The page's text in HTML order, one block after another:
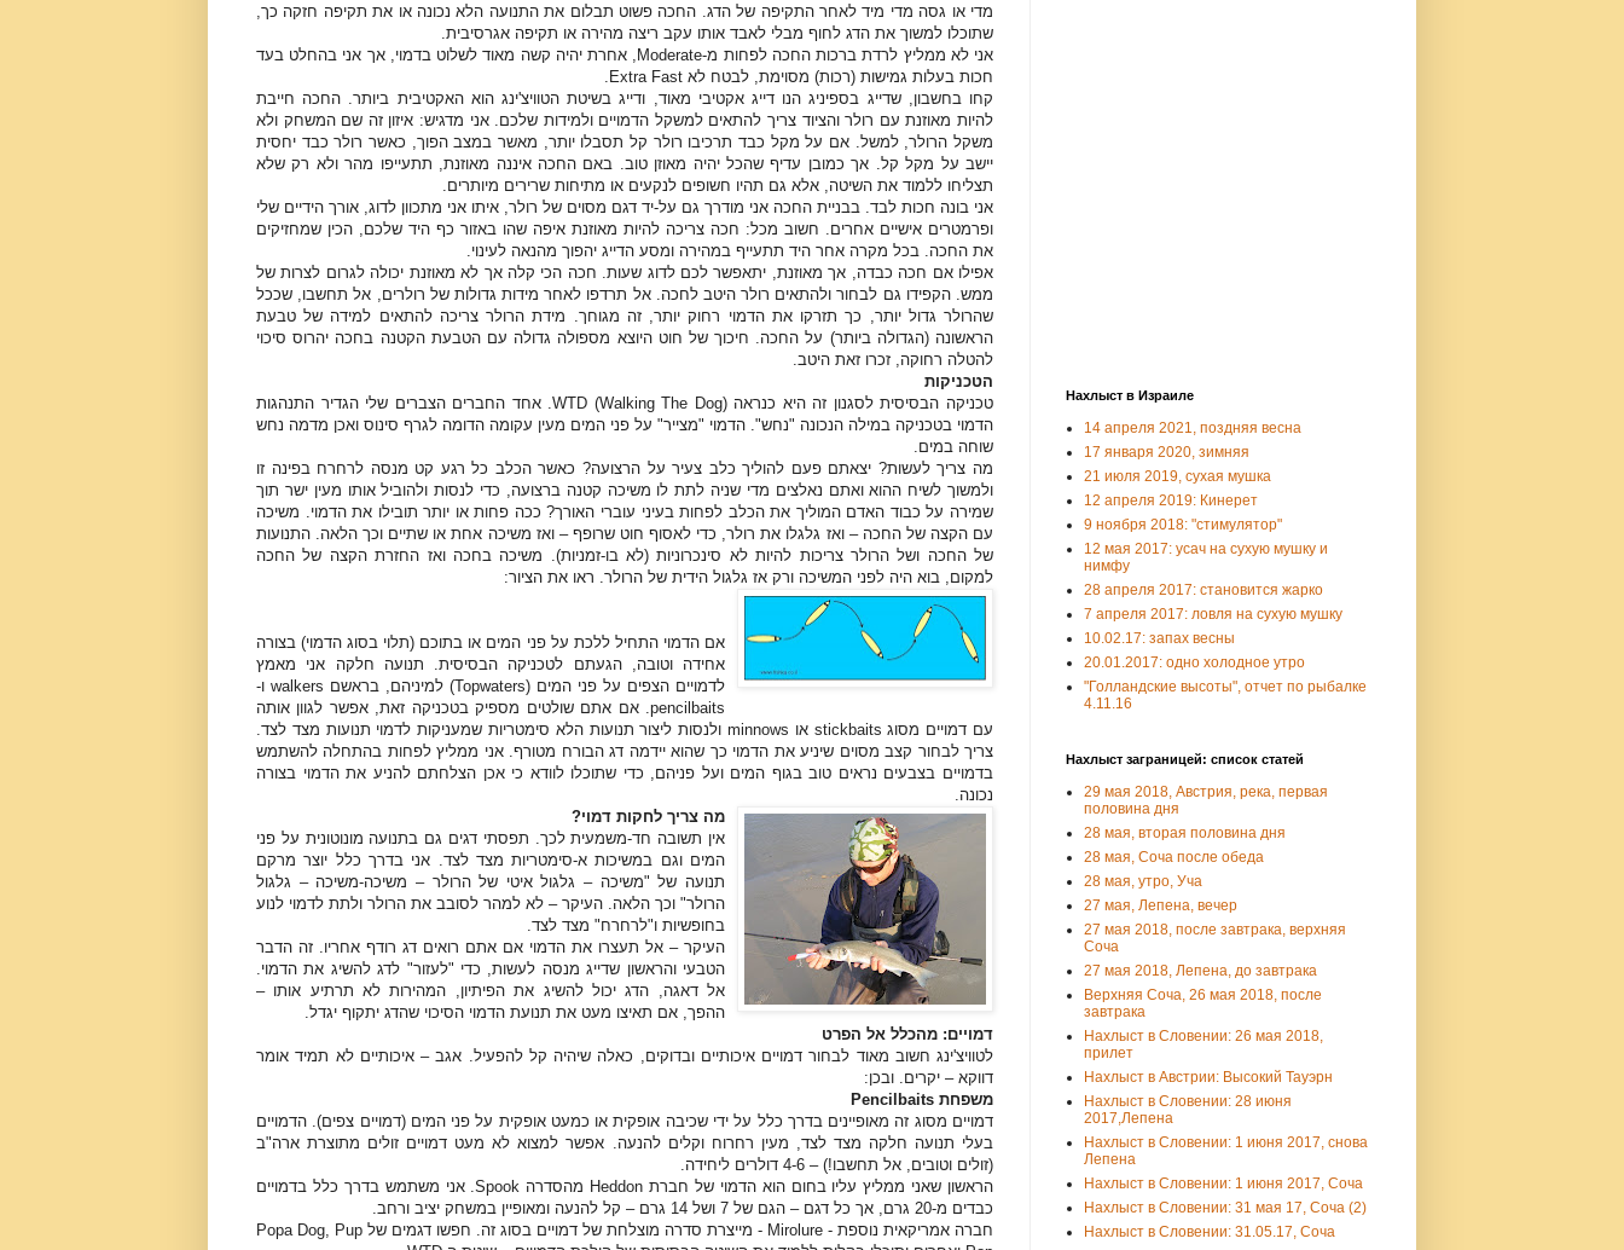
מדי או גסה מדי מיד לאחר התקיפה של הדג. החכה פשוט תבלום את התנועה הלא נכונה או את תקיפה חזקה כך,
שתוכלו למשוך את הדג לחוף מבלי לאבד אותו עקב ריצה מהירה או תקיפה אגרסיבית.
אני לא ממליץ לרדת ברכות החכה לפחות מ-Moderate, אחרת יהיה קשה מאוד לשלוט בדמוי, אך אני בהחלט בעד
חכות בעלות גמישות (רכות) מסוימת, לבטח לא Extra Fast.
קחו בחשבון, שדייג בספיניג הנו דייג אקטיבי מאוד, ודייג בשיטת הטוויצ'ינג הוא האקטיבית ביותר. החכה חייבת
להיות מאוזנת עם רולר והציוד צריך להתאים למשקל הדמויים ולמידות שלכם. אני מדגיש: איזון זה שם המשחק ולא
משקל הרולר, למשל. אם על מקל כבד תרכיבו רולר קל תסבלו יותר, מאשר במצב הפוך, כאשר רולר כבד יחסית
יישב על מקל קל. אך כמובן עדיף שהכל יהיה מאוזן טוב. באם החכה איננה מאוזנת, תתעייפו מהר ולא רק שלא
תצליחו ללמוד את השיטה, אלא גם תהיו חשופים לנקעים או מתיחות שרירים מיותרים.
אני בונה חכות לבד. בבניית החכה אני מודרך גם על-יד דגם מסוים של רולר, איתו אני מתכוון לדוג, אורך הידיים שלי
ופרמטרים אישיים אחרים. חשוב מכל: חכה צריכה להיות מאוזנת איפה שהו באזור כף היד שלכם, הכין שמחזיקים
את החכה. בכל מקרה אחר היד תתעייף במהירה ומסע הדייג יהפוך מהנאה לעינוי.
אפילו אם חכה כבדה, אך מאוזנת, יתאפשר לכם לדוג שעות. חכה הכי קלה אך לא מאוזנת יכולה לגרום לצרות של
ממש. הקפידו גם לבחור ולהתאים רולר היטב לחכה. אל תרדפו לאחר מידות גדולות של רולרים, אל תחשבו, שככל
שהרולר גדול יותר, כך תזרקו את הדמוי רחוק יותר, זה מגוחך. מידת הרולר צריכה להתאים למידה של טבעת
הראשונה (הגדולה ביותר) על החכה. חיכוך של חוט היוצא מספולה גדולה עם הטבעת הקטנה בחכה יהרוס סיכוי
להטלה רחוקה, זכרו זאת היטב.
הטכניקות
טכניקה הבסיסית לסגנון זה היא כנראה WTD (Walking The Dog). אחד החברים הצברים שלי הגדיר התנהגות
הדמוי בטכניקה במילה הנכונה "נחש". הדמוי "מצייר" על פני המים מעין עקומה הדומה לגרף סינוס ואכן מדמה נחש
שוחה במים.
מה צריך לעשות? יצאתם פעם להוליך כלב צעיר על הרצועה? כאשר הכלב כל רגע קט מנסה לרחרח בפינה זו
ולמשוך לשיח ההוא ואתם נאלצים מדי שניה לתת לו משיכה קטנה ברצועה, כדי לנסות ולהוביל אותו מעין ישר תוך
שמירה על כבוד האדם המוליך את הכלב לפחות בעיני עוברי האורך? ככה פחות או יותר תובילו את הדמוי. משיכה
עם הקצה של החכה – ואז גלגלו את רולר, כדי לאסוף חוט שרופף – ואז משיכה אחת או שתיים וכך הלאה. התנועות
של החכה ושל הרולר צריכות להיות לא סינכרוניות (לא בו-זמניות). משיכה בחכה ואז החזרת הקצה של החכה
למקום, בוא היה לפני המשיכה ורק אז גלגול הידית של הרולר. ראו את הציור:
אם הדמוי התחיל ללכת על פני המים או בתוכם (תלוי בסוג הדמוי) בצורה
אחידה וטובה, הגעתם לטכניקה הבסיסית. תנועה חלקה אני מאמץ
לדמויים הצפים על פני המים (Topwaters) למיניהם, בראשם walkers ו-
pencilbaits. אם אתם שולטים מספיק בטכניקה זאת, אפשר לגוון אותה
עם דמויים מסוג stickbaits או minnows ולנסות ליצור תנועות הלא סימטריות שמעניקות לדמוי תנועות מצד לצד.
צריך לבחור קצב מסוים שיניע את הדמוי כך שהוא יידמה דג הבורח מטורף. אני ממליץ לפחות בהתחלה להשתמש
בדמויים בצבעים נראים טוב בגוף המים ועל פניהם, כדי שתוכלו לוודא כי אכן הצלחתם להניע את הדמוי בצורה
נכונה.
מה צריך לחקות דמוי?
אין תשובה חד-משמעית לכך. תפסתי דגים גם בתנועה מונוטונית על פני
המים וגם במשיכות א-סימטריות מצד לצד. אני בדרך כלל יוצר מרקם
תנועה של "משיכה – גלגול איטי של הרולר – משיכה-משיכה – גלגול
הרולר" וכך הלאה. העיקר – לא למהר לסובב את הרולר ולתת לדמוי לנוע
בחופשיות ו"לרחרח" מצד לצד.
העיקר – אל תעצרו את הדמוי אם אתם רואים דג רודף אחריו. זה הדבר
הטבעי והראשון שדייג מנסה לעשות, כדי "לעזור" לדג להשיג את הדמוי.
אל דאגה, הדג יכול להשיג את הפיתיון, המהירות לא תרתיע אותו –
ההפך, אם תאיצו מעט את תנועת הדמוי הסיכוי שהדג יתקוף יגדל.
דמויים: מהכלל אל הפרט
לטוויצ'ינג חשוב מאוד לבחור דמויים איכותיים ובדוקים, כאלה שיהיה קל להפעיל. אגב – איכותיים לא תמיד אומר
דווקא – יקרים. ובכן:
משפחת Pencilbaits
דמויים מסוג זה מאופיינים בדרך כלל על ידי שכיבה אופקית או כמעט אופקית על פני המים (דמויים צפים). הדמויים
בעלי תנועה חלקה מצד לצד, מעין רחרוח וקלים להנעה. אפשר למצוא לא מעט דמויים זולים מתוצרת ארה"ב
(זולים וטובים, אל תחשבו!) – 4-6 דולרים ליחידה.
הראשון שאני ממליץ עליו בחום הוא הדמוי של חברת Heddon מהסדרה Spook. אני משתמש בדרך כלל בדמויים
כבדים מ-20 גרם, אך כל דגם – הגם של 7 ושל 14 גרם – קל להנעה ומאופיין במשחק יציב ורחב.
חברה אמריקאית נוספת - Mirolure - מייצרת סדרה מוצלחת של דמויים בסוג זה. חפשו דגמים של Popa Dog, Pup
Нахлыст в Израиле
14 апреля 2021, поздняя весна
17 января 2020, зимняя
21 июля 2019, сухая мушка
12 апреля 2019: Кинерет
9 ноября 2018: "стимулятор"
12 мая 2017: усач на сухую мушку и
нимфу
28 апреля 2017: становится жарко
7 апреля 2017: ловля на сухую мушку
10.02.17: запах весны
20.01.2017: одно холодное утро
"Голландские высоты", отчет по рыбалке
4.11.16
Нахлыст заграницей: список статей
29 мая 2018, Австрия, река, первая
половина дня
28 мая, вторая половина дня
28 мая, Соча после обеда
28 мая, утро, Уча
27 мая, Лепена, вечер
27 мая 2018, после завтрака, верхняя
Соча
27 мая 2018, Лепена, до завтрака
Верхняя Соча, 26 мая 2018, после
завтрака
Нахлыст в Словении: 26 мая 2018,
прилет
Нахлыст в Австрии: Высокий Тауэрн
Нахлыст в Словении: 28 июня
2017,Лепена
Нахлыст в Словении: 1 июня 2017, снова
Лепена
Нахлыст в Словении: 1 июня 2017, Соча
Нахлыст в Словении: 31 мая 17, Соча (2)
Нахлыст в Словении: 31.05.17, Соча